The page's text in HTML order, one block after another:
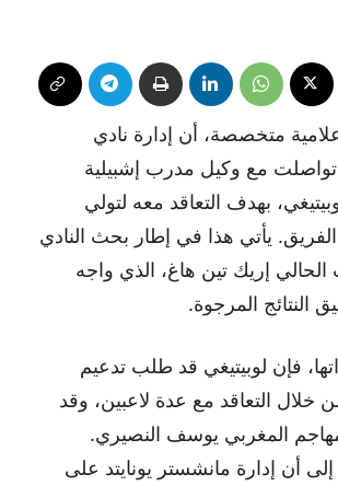
متخصصة، أن إدارة نادي
تواصلت مع وكيل مدرب إشبيلية
بهدف التعاقد معه لتولي
يأتي هذا في إطار بحث النادي
إريك تين هاغ، الذي واجه
النتائج المرجوة.
فإن لوبيتيغي قد طلب تدعيم
التعاقد مع عدة لاعبين، وقد
المغربي يوسف النصيري.
أن إدارة مانشستر يونايتد على